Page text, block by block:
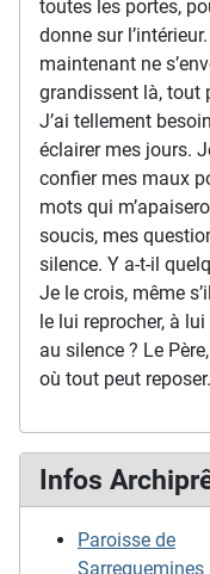
toutes les portes,
donne sur
maintenant ne
grandissent là, tout
J’ai tellement
éclairer mes jours.
confier mes maux
mots qui
soucis, mes
silence. Y a-t-il
Je le crois, même
le lui reprocher, à lui
au silence ? Le
où tout peut reposer.
Infos
Paroisse de
Sarreguemines